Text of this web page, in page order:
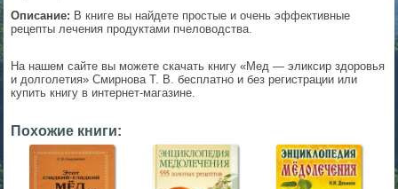
Описание: В книге вы найдете простые и очень эффективные
рецепты лечения продуктами пчеловодства.
На нашем сайте вы можете скачать книгу «Мед — эликсир здоровья
и долголетия» Смирнова Т. В. бесплатно и без регистрации или
купить книгу в интернет-магазине.
Похожие книги: